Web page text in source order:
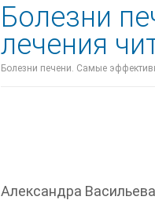
Болезни
лечения
Болезни печени. Самые
Александра Васильева